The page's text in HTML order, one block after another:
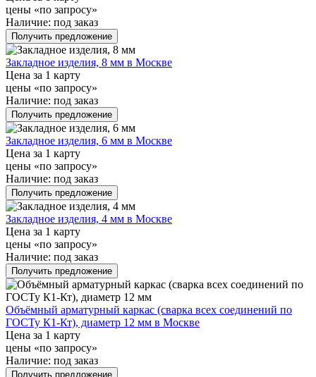
цены «по запросу»
Наличие: под заказ
Получить предложение
Закладное изделия, 8 мм в Москве
Цена за 1 карту
цены «по запросу»
Наличие: под заказ
Получить предложение
Закладное изделия, 6 мм в Москве
Цена за 1 карту
цены «по запросу»
Наличие: под заказ
Получить предложение
Закладное изделия, 4 мм в Москве
Цена за 1 карту
цены «по запросу»
Наличие: под заказ
Получить предложение
Объёмный арматурный каркас (сварка всех соединений по
ГОСТу К1-Кт), диаметр 12 мм в Москве
Цена за 1 карту
цены «по запросу»
Наличие: под заказ
Получить предложение